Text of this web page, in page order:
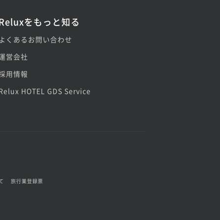
をもっと知る
くあるお問い合わせ
営会社
用情報
HOTEL GDS Service
旅行業登録票